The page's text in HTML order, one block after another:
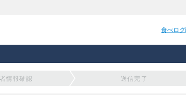
食べログ
情報確認 送信完了